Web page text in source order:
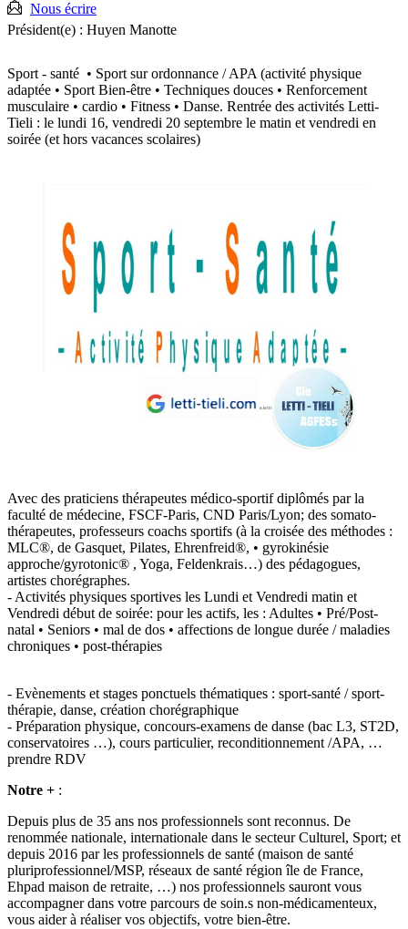
Nous écrire
Président(e) : Huyen Manotte
Sport - santé • Sport sur ordonnance / APA (activité physique
adaptée • Sport Bien-être • Techniques douces • Renforcement
musculaire • cardio • Fitness • Danse. Rentrée des activités Letti-
Tieli : le lundi 16, vendredi 20 septembre le matin et vendredi en
soirée (et hors vacances scolaires)
Avec des praticiens thérapeutes médico-sportif diplômés par la
faculté de médecine, FSCF-Paris, CND Paris/Lyon; des somato-
thérapeutes, professeurs coachs sportifs (à la croisée des méthodes :
MLC®, de Gasquet, Pilates, Ehrenfreid®, • gyrokinésie
approche/gyrotonic® , Yoga, Feldenkrais…) des pédagogues,
artistes chorégraphes.
- Activités physiques sportives les Lundi et Vendredi matin et
Vendredi début de soirée: pour les actifs, les : Adultes • Pré/Post-
natal • Seniors • mal de dos • affections de longue durée / maladies
chroniques • post-thérapies
- Evènements et stages ponctuels thématiques : sport-santé / sport-
thérapie, danse, création chorégraphique
- Préparation physique, concours-examens de danse (bac L3, ST2D,
conservatoires …), cours particulier, reconditionnement /APA, …
prendre RDV
Notre + :
Depuis plus de 35 ans nos professionnels sont reconnus. De
renommée nationale, internationale dans le secteur Culturel, Sport; et
depuis 2016 par les professionnels de santé (maison de santé
pluriprofessionnel/MSP, réseaux de santé région île de France,
Ehpad maison de retraite, …) nos professionnels sauront vous
accompagner dans votre parcours de soin.s non-médicamenteux,
vous aider à réaliser vos objectifs, votre bien-être.